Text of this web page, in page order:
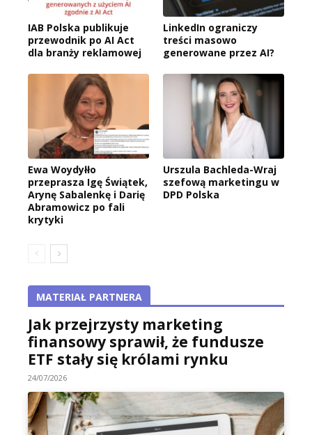
IAB Polska publikuje
przewodnik po AI Act
dla branży reklamowej
LinkedIn ograniczy
treści masowo
generowane przez AI?
Ewa Woydyłło
przeprasza Igę Świątek,
Arynę Sabalenkę i Darię
Abramowicz po fali
krytyki
Urszula Bachleda-Wraj
szefową marketingu w
DPD Polska
MATERIAŁ PARTNERA
Jak przejrzysty marketing
finansowy sprawił, że fundusze
ETF stały się królami rynku
24/07/2026